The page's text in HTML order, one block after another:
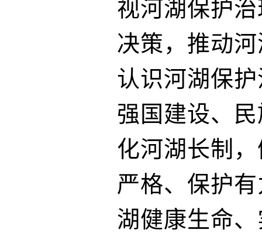
视河湖保护
决策，推动
认识河湖保
强国建设、
化河湖长制
严格、保护
湖健康生命